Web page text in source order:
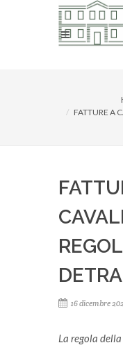
FATTURE A
16 dicembre
La regola